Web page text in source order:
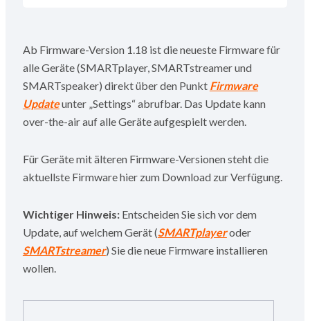
Ab Firmware-Version 1.18 ist die neueste Firmware für
alle Geräte (SMARTplayer, SMARTstreamer und
SMARTspeaker) direkt über den Punkt Firmware
Updateunter „Settings“ abrufbar. Das Update kann
over-the-air auf alle Geräte aufgespielt werden.
Für Geräte mit älteren Firmware-Versionen steht die
aktuellste Firmware hier zum Download zur Verfügung.
Wichtiger Hinweis:Entscheiden Sie sich vor dem
Update, auf welchem Gerät (SMARTplayeroder
SMARTstreamer) Sie die neue Firmware installieren
wollen.